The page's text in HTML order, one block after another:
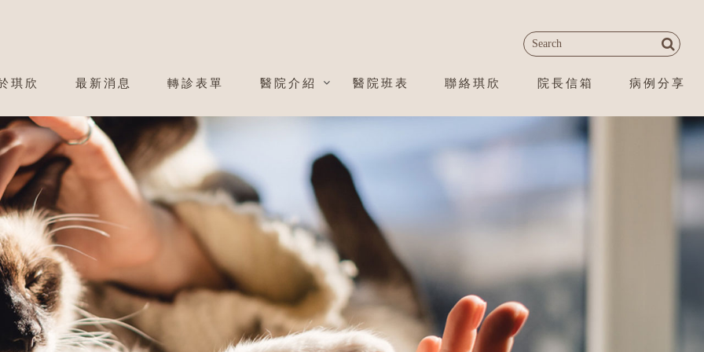
琪欣 最新消息 轉診表單 醫院介紹 醫院班表 聯絡琪欣 院長信箱 病例分享